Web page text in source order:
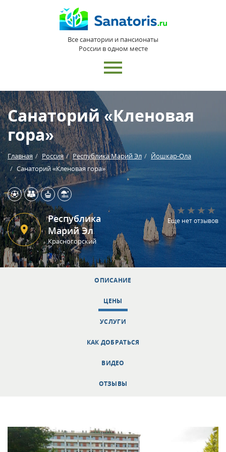
Все санатории и пансионаты
России в одном месте
Санаторий «Кленовая
гора»
Главная Россия Республика Марий Эл
Йошкар-Ола
Санаторий «Кленовая гора»
Республика
Марий Эл
Красногорский
Еще нет отзывов
ОПИСАНИЕ
ЦЕНЫ
УСЛУГИ
КАК ДОБРАТЬСЯ
ВИДЕО
ОТЗЫВЫ